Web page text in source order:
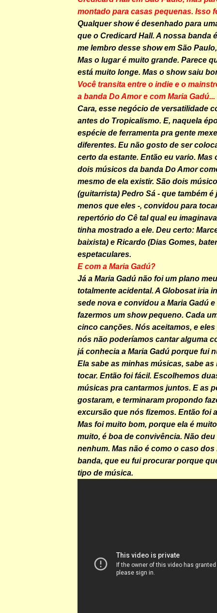
montado para casas pequenas. Isso
Qualquer show é desenhado para
que o Credicard Hall. A nossa banda
me lembro desse show em São
Mas o lugar é muito grande. Parece
está muito longe. Mas o show saiu
Você transita entre o indie e o
a banda Do Amor e com Maria Gadú...
Cara, esse negócio de versatilidade
antes do Tropicalismo. E, naquela
espécie de ferramenta pra gente
diferentes. Eu não gosto de ser
certo da estante. Então eu vario. Mas
dois músicos da banda Do Amor
mesmo de ela existir. São dois
(guitarrista) Pedro Sá - que também é
menos que eles -, convidou para
repertório do Cê tal qual eu
tinha mostrado a ele. Deu certo:
baixista) e Ricardo (Dias Gomes,
espetaculares.
E com a Maria Gadú?
Já a Maria Gadú não foi um plano
totalmente acidental. A Globosat iria
sede nova e convidou a Maria Gadú e
fazermos um show pequeno. Cada
cinco canções. Nós aceitamos, e
nós não poderíamos cantar alguma
já conhecia a Maria Gadú porque fui
Ela sabe as minhas músicas, sabe as
tocar. Então foi fácil. Escolhemos
músicas pra cantarmos juntos. E as
gostaram, e terminaram propondo
excursão que nós fizemos. Então foi
Mas foi muito bom, porque ela é
muito, é boa de convivência. Não
nenhum. Mas não é como o caso
banda, que eu fui procurar porque
tipo de música.